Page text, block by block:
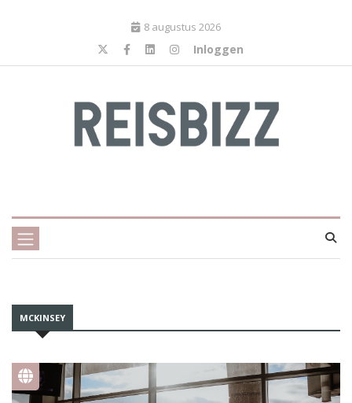
8 augustus 2026
Inloggen
MCKINSEY